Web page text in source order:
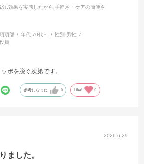
分,効果を実感したから,手軽さ・ケアの簡便さ
頂部 年代:70代～ 性別:男性
員
ポを脱ぐ次第です。
参考になった 0 Like! 0
2026.6.29
ました。